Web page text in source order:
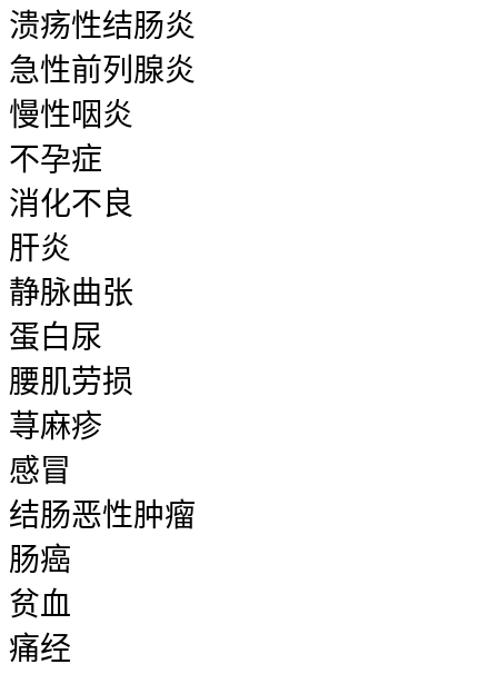
溃疡性结肠炎
急性前列腺炎
慢性咽炎
不孕症
消化不良
肝炎
静脉曲张
蛋白尿
腰肌劳损
荨麻疹
感冒
结肠恶性肿瘤
肠癌
贫血
痛经